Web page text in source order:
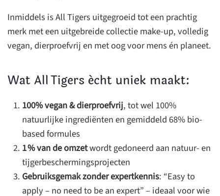
Inmiddels is All Tigers uitgegroeid tot een prachtig
merk met een uitgebreide collectie make-up, volledig
vegan, dierproefvrij en met oog voor mens én planeet.
Wat All Tigers écht uniek maakt:
100% vegan & dierproefvrij, tot wel 100%
natuurlijke ingrediënten en gemiddeld 68% bio-
based formules
1 % van de omzetwordt gedoneerd aan natuur- en
tijgerbeschermingsprojecten
Gebruiksgemak zonder expertkennis: “Easy to
apply – no need to be an expert” – ideaal voor wie